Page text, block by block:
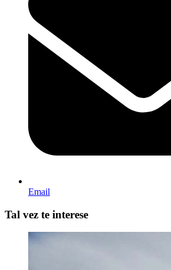
Email
Tal vez te interese